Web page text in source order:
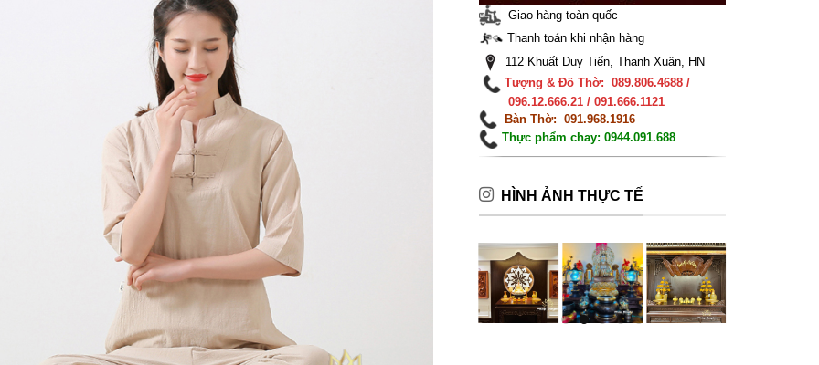
Giao hàng toàn quốc
Thanh toán khi nhận hàng
112 Khuất Duy Tiến, Thanh Xuân, HN
Tượng & Đồ Thờ: 089.806.4688 /
096.12.666.21 / 091.666.1121
Bàn Thờ: 091.968.1916
Thực phẩm chay: 0944.091.688
HÌNH ẢNH THỰC TẾ